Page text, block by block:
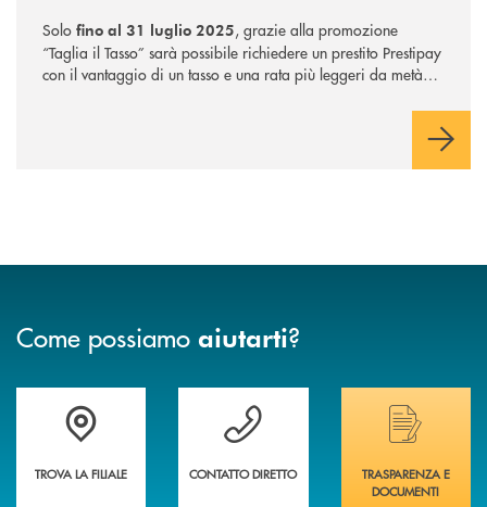
Solo fino al 31 luglio 2025, grazie alla promozione
“Taglia il Tasso” sarà possibile richiedere un prestito Prestipay
con il vantaggio di un tasso e una rata più leggeri da metà
Come possiamo aiutarti?
Trova la filiale più vicina a te&nbsp;
TROVA LA FILIALE
Hai bisogno di assistenza immediata?
CONTATTO DIRETTO
Hai bisogno di
TRASPARENZA E
DOCUMENTI